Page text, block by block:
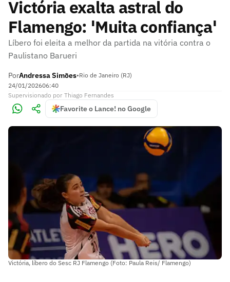
Victória exalta astral do
Flamengo: 'Muita confiança'
Líbero foi eleita a melhor da partida na vitória contra o
Paulistano Barueri
PorAndressa Simões•Rio de Janeiro (RJ)
24/01/202606:40
Supervisionado por Thiago Fernandes
Favorite o Lance! no Google
Victória, líbero do Sesc RJ Flamengo (Foto: Paula Reis/ Flamengo)